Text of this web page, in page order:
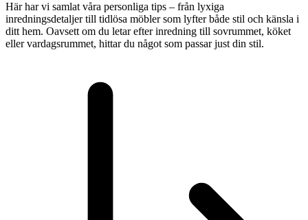
Här har vi samlat våra personliga tips – från lyxiga
inredningsdetaljer till tidlösa möbler som lyfter både stil och känsla i
ditt hem. Oavsett om du letar efter inredning till sovrummet, köket
eller vardagsrummet, hittar du något som passar just din stil.